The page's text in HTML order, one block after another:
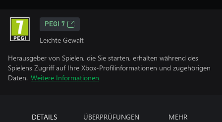
PEGI 7
Leichte Gewalt
Herausgeber von Spielen, die Sie starten, erhalten während des
Spielens Zugriff auf Ihre Xbox-Profilinformationen und zugehörigen
Daten. Weitere Informationen
DETAILS ÜBERPRÜFUNGEN MEHR